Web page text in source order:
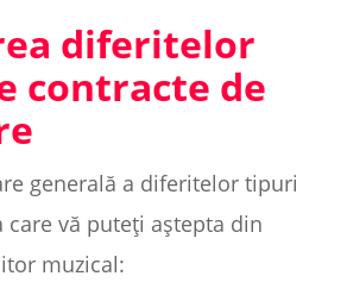
diferitelor
contracte de
generală a diferitelor tipuri
care vă puteți aștepta din
muzical: